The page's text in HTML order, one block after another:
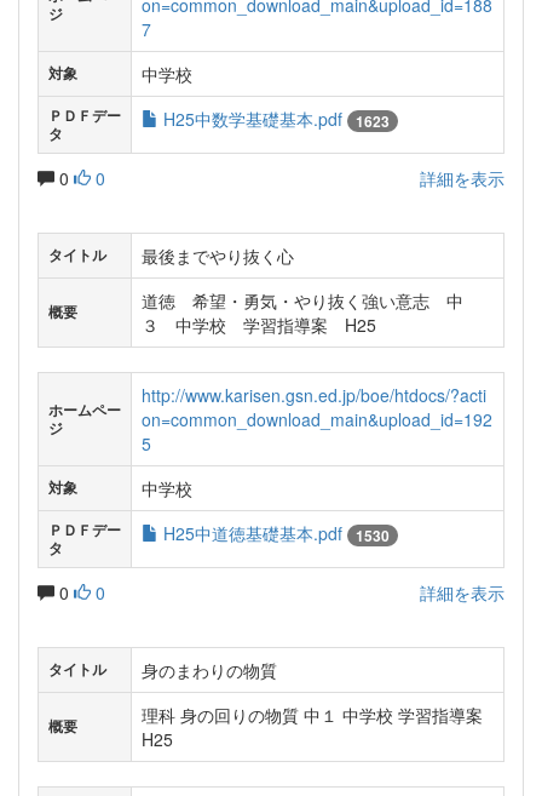
ジ
on=common_download_main&upload_id=188
7
対象 中学校
ＰＤＦデー
タ
H25中数学基礎基本.pdf 1623
0 0 詳細を表示
タイトル 最後までやり抜く心
概要
道徳 希望・勇気・やり抜く強い意志 中
３ 中学校 学習指導案 H25
ホームペー
ジ
http://www.karisen.gsn.ed.jp/boe/htdocs/?acti
on=common_download_main&upload_id=192
5
対象 中学校
ＰＤＦデー
タ
H25中道徳基礎基本.pdf 1530
0 0 詳細を表示
タイトル 身のまわりの物質
概要
理科 身の回りの物質 中１ 中学校 学習指導案
H25